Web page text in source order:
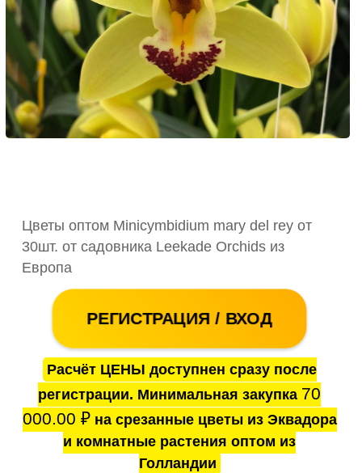
Цветы оптом Minicymbidium mary del rey от
30шт. от садовника Leekade Orchids из
Европа
РЕГИСТРАЦИЯ / ВХОД
Расчёт ЦЕНЫ доступнен сразу после
регистрации. Минимальная закупка 70
000.00 ₽на срезанные цветы из Эквадора
и комнатные растения оптом из
Голландии